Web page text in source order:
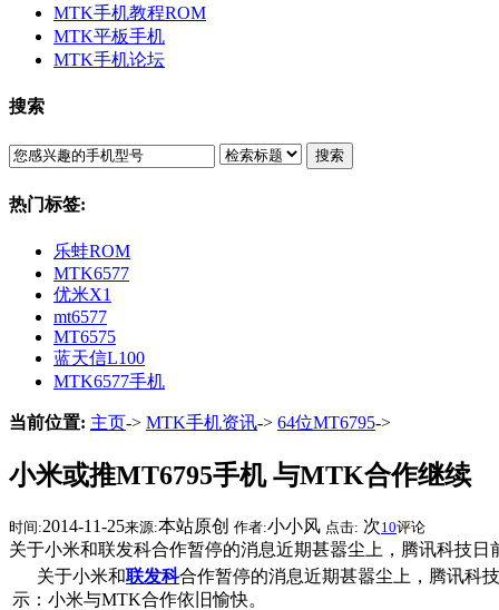
MTK手机教程ROM
MTK平板手机
MTK手机论坛
搜索
搜索
热门标签:
乐蛙ROM
MTK6577
优米X1
mt6577
MT6575
蓝天信L100
MTK6577手机
当前位置: 主页-> MTK手机资讯-> 64位MT6795->
小米或推MT6795手机 与MTK合作继续
时间:2014-11-25来源:本站原创 作者:小小风 点击: 次10评论
关于小米和联发科合作暂停的消息近期甚嚣尘上，腾讯科技
关于小米和联发科合作暂停的消息近期甚嚣尘上，腾讯科
示：小米与MTK合作依旧愉快。